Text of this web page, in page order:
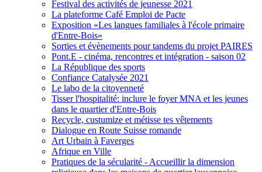
Festival des activités de jeunesse 2021
La plateforme Café Emploi de Pacte
Exposition «Les langues familiales à l'école primaire
d'Entre-Bois»
Sorties et évènements pour tandems du projet PAIRES
Pont.E - cinéma, rencontres et intégration - saison 02
La République des sports
Confiance Catalysée 2021
Le labo de la citoyenneté
Tisser l'hospitalité: inclure le foyer MNA et les jeunes
dans le quartier d'Entre-Bois
Recycle, custumize et métisse tes vêtements
Dialogue en Route Suisse romande
Art Urbain à Faverges
Afrique en Ville
Pratiques de la sécularité - Accueillir la dimension